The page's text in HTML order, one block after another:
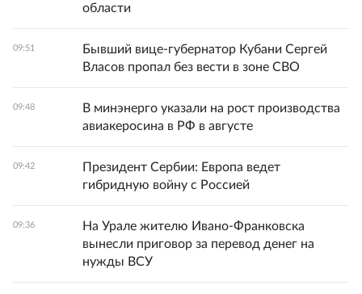
области
09:51
Бывший вице‑губернатор Кубани Сергей
Власов пропал без вести в зоне СВО
09:48
В минэнерго указали на рост производства
авиакеросина в РФ в августе
09:42
Президент Сербии: Европа ведет
гибридную войну с Россией
09:36
На Урале жителю Ивано-Франковска
вынесли приговор за перевод денег на
нужды ВСУ